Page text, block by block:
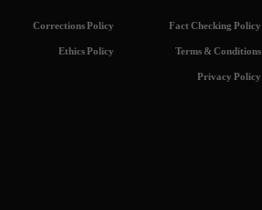
Fact Checking Policy
Corrections Policy
Terms & Conditions
Ethics Policy
Privacy Policy